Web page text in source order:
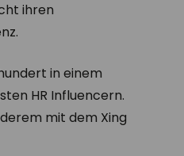
ihren
in einem
HR Influencern.
mit dem Xing